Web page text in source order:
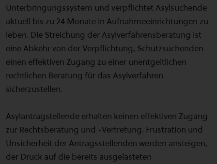
Unterbringungssystem und verpflichtet Asylsuchende
aktuell bis zu 24 Monate in Aufnahmeeinrichtungen zu
leben. Die Streichung der Asylverfahrensberatung ist
eine Abkehr von der Verpflichtung, Schutzsuchenden
einen effektiven Zugang zu einer unentgeltlichen
rechtlichen Beratung für das Asylverfahren
sicherzustellen.
Asylantragstellende erhalten keinen effektiven Zugang
zur Rechtsberatung und -Vertretung. Frustration und
Unsicherheit der Antragsstellenden werden ansteigen,
der Druck auf die bereits ausgelasteten